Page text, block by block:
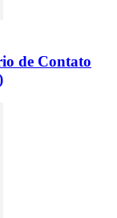
de Contato